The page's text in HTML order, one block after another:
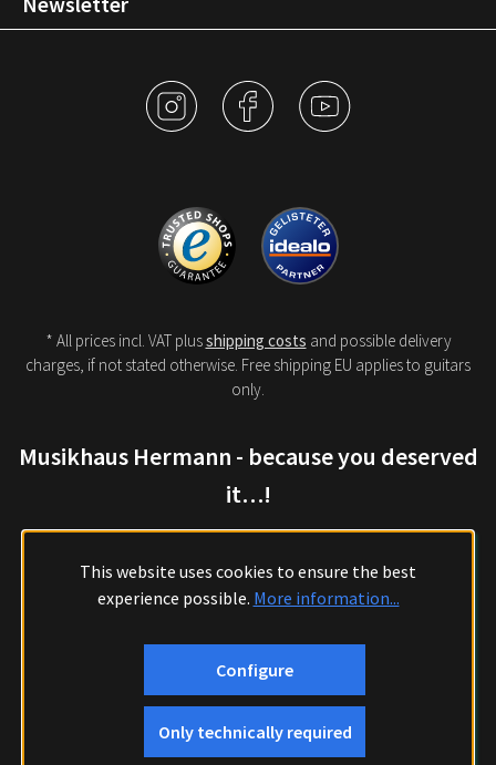
* All prices incl. VAT plusshipping costs and possible delivery
charges, if not stated otherwise. Free shipping EU applies to guitars
only.
Musikhaus Hermann - because you deserved
it…!
This website uses cookies to ensure the best
experience possible. More information...
Only technically required
Configure